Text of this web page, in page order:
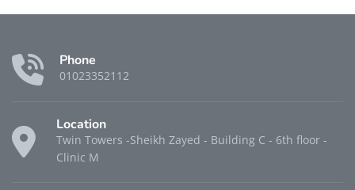
Phone
01023352112
Location
Twin Towers -Sheikh Zayed - Building C - 6th floor -
Clinic M